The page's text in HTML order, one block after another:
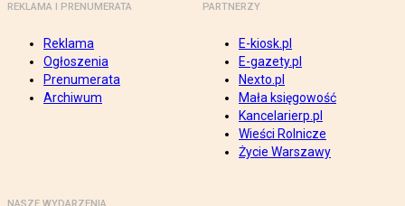
REKLAMA I PRENUMERATA
Reklama
Ogłoszenia
Prenumerata
Archiwum
PARTNERZY
E-kiosk.pl
E-gazety.pl
Nexto.pl
Mała księgowość
Kancelarierp.pl
Wieści Rolnicze
Życie Warszawy